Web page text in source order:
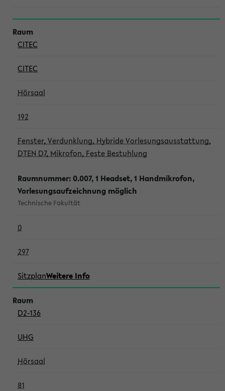
CITEC
CITEC
Hörsaal
192
Fenster, Verdunklung, Hybride Vorlesungsausstattung,
DTEN D7, Mikrofon, Feste Bestuhlung
Raumnummer: 0.007, 1 Headset, 1 Handmikrofon,
Vorlesungsaufzeichnung möglich
Technische Fakultät
0
297
SitzplanWeitere Info
D2-136
UHG
Hörsaal
81